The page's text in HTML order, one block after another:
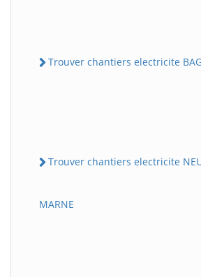
Trouver chantiers electricite
Trouver chantiers electricite
MARNE